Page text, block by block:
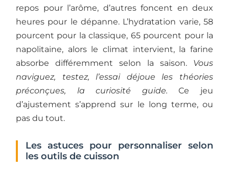
repos pour l’arôme, d’autres foncent en deux
heures pour le dépanne. L’hydratation varie, 58
pourcent pour la classique, 65 pourcent pour la
napolitaine, alors le climat intervient, la farine
absorbe différemment selon la saison. Vous
naviguez, testez, l’essai déjoue les théories
préconçues, la curiosité guide. Ce jeu
d’ajustement s’apprend sur le long terme, ou
pas du tout.
Les astuces pour personnaliser selon
les outils de cuisson